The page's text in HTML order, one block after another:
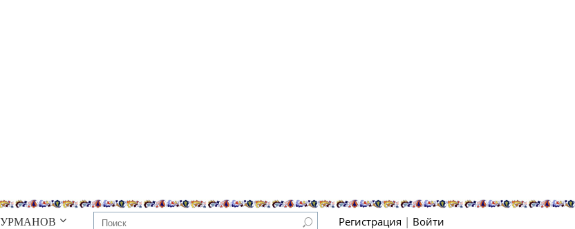
Регистрация | Войти